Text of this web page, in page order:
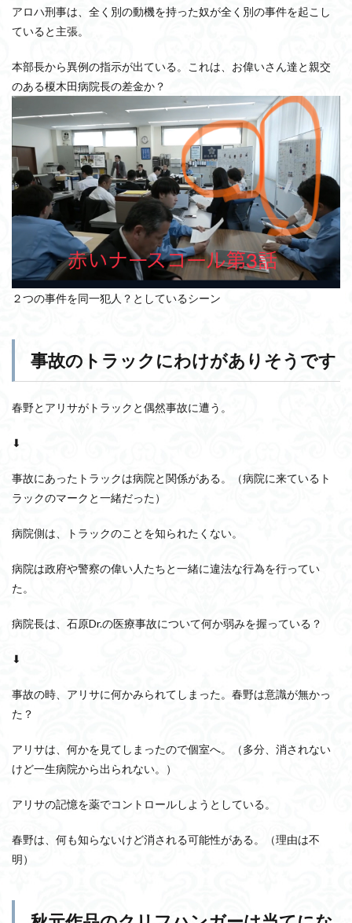
アロハ刑事は、全く別の動機を持った奴が全く別の事件を起こし
ていると主張。
本部長から異例の指示が出ている。これは、お偉いさん達と親交
のある榎木田病院長の差金か？
２つの事件を同一犯人？としているシーン
事故のトラックにわけがありそうです
春野とアリサがトラックと偶然事故に遭う。
⬇︎
事故にあったトラックは病院と関係がある。（病院に来ているト
ラックのマークと一緒だった）
病院側は、トラックのことを知られたくない。
病院は政府や警察の偉い人たちと一緒に違法な行為を行ってい
た。
病院長は、石原Dr.の医療事故について何か弱みを握っている？
⬇︎
事故の時、アリサに何かみられてしまった。春野は意識が無かっ
た？
アリサは、何かを見てしまったので個室へ。（多分、消されない
けど一生病院から出られない。）
アリサの記憶を薬でコントロールしようとしている。
春野は、何も知らないけど消される可能性がある。（理由は不
明）